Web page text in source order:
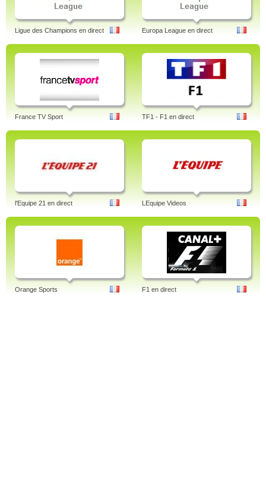
Ligue des Champions en direct Europa League en direct
France TV Sport TF1 - F1 en direct
l'Equipe 21 en direct LEquipe Videos
Orange Sports F1 en direct